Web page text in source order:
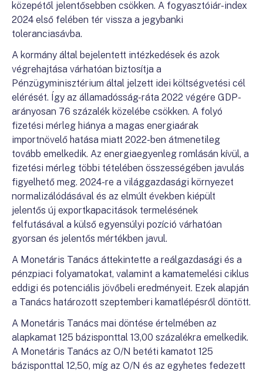
közepétől jelentősebben csökken. A fogyasztóiár-index
2024 első felében tér vissza a jegybanki
toleranciasávba.
A kormány által bejelentett intézkedések és azok
végrehajtása várhatóan biztosítja a
Pénzügyminisztérium által jelzett idei költségvetési cél
elérését. Így az államadósság-ráta 2022 végére GDP-
arányosan 76 százalék közelébe csökken. A folyó
fizetési mérleg hiánya a magas energiaárak
importnövelő hatása miatt 2022-ben átmenetileg
tovább emelkedik. Az energiaegyenleg romlásán kívül, a
fizetési mérleg többi tételében összességében javulás
figyelhető meg. 2024-re a világgazdasági környezet
normalizálódásával és az elmúlt években kiépült
jelentős új exportkapacitások termelésének
felfutásával a külső egyensúlyi pozíció várhatóan
gyorsan és jelentős mértékben javul.
A Monetáris Tanács áttekintette a reálgazdasági és a
pénzpiaci folyamatokat, valamint a kamatemelési ciklus
eddigi és potenciális jövőbeli eredményeit. Ezek alapján
a Tanács határozott szeptemberi kamatlépésről döntött.
A Monetáris Tanács mai döntése értelmében az
alapkamat 125 bázisponttal 13,00 százalékra emelkedik.
A Monetáris Tanács az O/N betéti kamatot 125
bázisponttal 12,50, míg az O/N és az egyhetes fedezett